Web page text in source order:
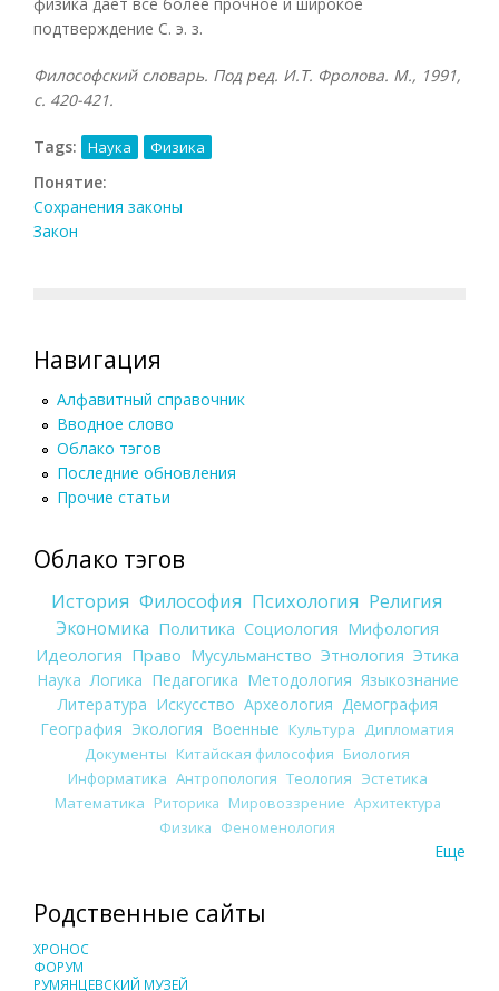
подтверждение С. э. з.
Философский словарь. Под ред. И.Т. Фролова. М., 1991,
с. 420-421.
Tags: Наука Физика
Понятие:
Сохранения законы
Закон
Навигация
Алфавитный справочник
Вводное слово
Облако тэгов
Последние обновления
Прочие статьи
Облако тэгов
История Философия Психология Религия
Экономика Политика Социология Мифология
Идеология Право Мусульманство Этнология Этика
Наука Логика Педагогика Методология Языкознание
Литература Искусство Археология Демография
География Экология Военные Культура
Дипломатия
Документы Китайская философия Биология
Информатика Антропология Теология Эстетика
Математика Риторика Мировоззрение Архитектура
Физика Феноменология
Еще
Родственные сайты
ХРОНОС
ФОРУМ
РУМЯНЦЕВСКИЙ МУЗЕЙ